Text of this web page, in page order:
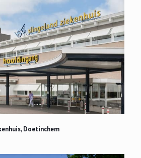
ziekenhuis, Doetinchem
Doetinchem